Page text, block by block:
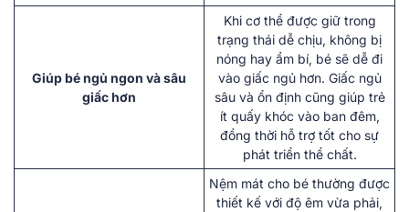
Giúp bé ngủ ngon và sâu
giấc hơn
Khi cơ thể được giữ trong
trạng thái dễ chịu, không bị
nóng hay ẩm bí, bé sẽ dễ đi
vào giấc ngủ hơn. Giấc ngủ
sâu và ổn định cũng giúp trẻ
ít quấy khóc vào ban đêm,
đồng thời hỗ trợ tốt cho sự
phát triển thể chất.
Nệm mát cho bé thường được
thiết kế với độ êm vừa phải,